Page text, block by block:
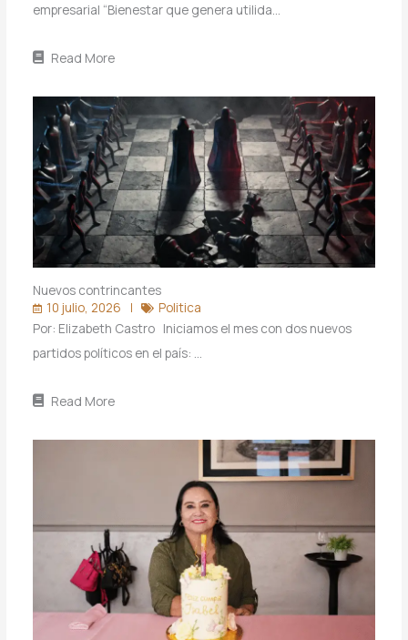
empresarial “Bienestar que genera utilida…
Read More
Nuevos contrincantes
10 julio, 2026
Politica
Por: Elizabeth Castro Iniciamos el mes con dos nuevos
partidos políticos en el país: …
Read More